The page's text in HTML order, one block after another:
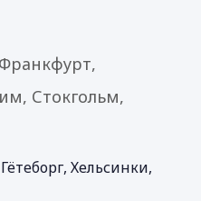
Стокгольм,
Хельсинки,